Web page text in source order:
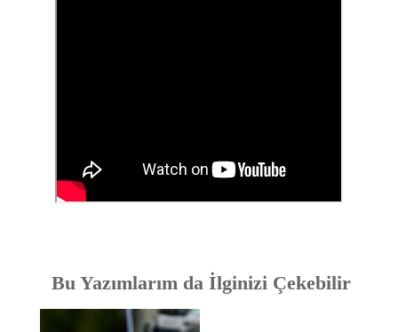
Bu Yazımlarım da İlginizi Çekebilir